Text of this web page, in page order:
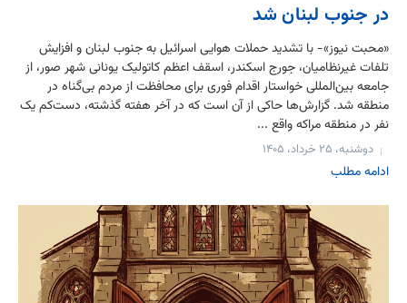
در جنوب لبنان شد
«محبت نیوز»- با تشدید حملات هوایی اسرائیل به جنوب لبنان و افزایش
تلفات غیرنظامیان، جورج اسکندر، اسقف اعظم کاتولیک یونانی شهر صور، از
جامعه بین‌المللی خواستار اقدام فوری برای محافظت از مردم بی‌گناه در
منطقه شد. گزارش‌ها حاکی از آن است که در آخر هفته گذشته، دست‌کم یک
نفر در منطقه مراکه واقع ...
دوشنبه، ۲۵ خرداد، ۱۴۰۵
ادامه مطلب